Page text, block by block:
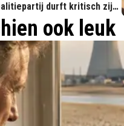
durft kritisch zijn
ook leuk